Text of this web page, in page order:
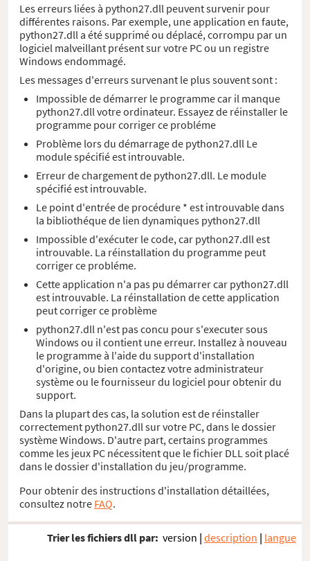
Les erreurs liées à python27.dll peuvent survenir pour
différentes raisons. Par exemple, une application en faute,
python27.dll a été supprimé ou déplacé, corrompu par un
logiciel malveillant présent sur votre PC ou un registre
Windows endommagé.
Les messages d'erreurs survenant le plus souvent sont :
Impossible de démarrer le programme car il manque
python27.dll votre ordinateur. Essayez de réinstaller le
programme pour corriger ce probléme
Problème lors du démarrage de python27.dll Le
module spécifié est introuvable.
Erreur de chargement de python27.dll. Le module
spécifié est introuvable.
Le point d'entrée de procédure * est introuvable dans
la bibliothéque de lien dynamiques python27.dll
Impossible d'exécuter le code, car python27.dll est
introuvable. La réinstallation du programme peut
corriger ce probléme.
Cette application n'a pas pu démarrer car python27.dll
est introuvable. La réinstallation de cette application
peut corriger ce problème
python27.dll n'est pas concu pour s'executer sous
Windows ou il contient une erreur. Installez à nouveau
le programme à l'aide du support d'installation
d'origine, ou bien contactez votre administrateur
système ou le fournisseur du logiciel pour obtenir du
support.
Dans la plupart des cas, la solution est de réinstaller
correctement python27.dll sur votre PC, dans le dossier
système Windows. D'autre part, certains programmes
comme les jeux PC nécessitent que le fichier DLL soit placé
dans le dossier d'installation du jeu/programme.
Pour obtenir des instructions d'installation détaillées,
consultez notre FAQ.
Trier les fichiers dll par: version | description | langue